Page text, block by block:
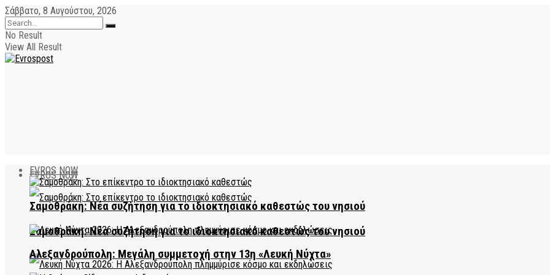
Σάββατο, 8 Αυγούστου, 2026
No Result
View All Result
EVROS NOW
Σαμοθράκη: Νέα συζήτηση για το ιδιοκτησιακό καθεστώς του νησιού
EVROS NOW
Σαμοθράκη: Νέα συζήτηση για το ιδιοκτησιακό καθεστώς του νησιού
Αλεξανδρούπολη: Μεγάλη συμμετοχή στην 13η «Λευκή Νύχτα»